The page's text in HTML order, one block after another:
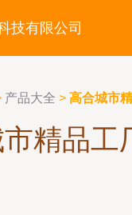
技有限公司
产品大全 > 高合城市
精品工